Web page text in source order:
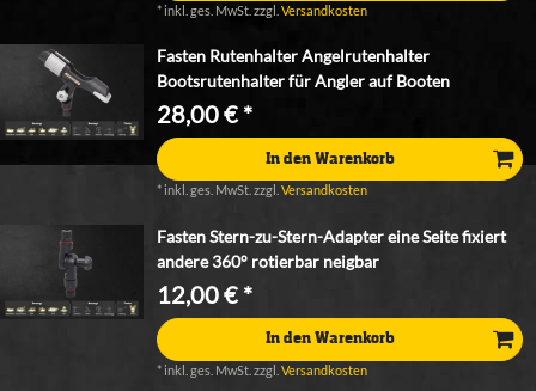
*inkl. ges. MwSt. zzgl.Versandkosten
Fasten Rutenhalter Angelrutenhalter
Bootsrutenhalter für Angler auf Booten
28,00 € *
In den Warenkorb
* inkl. ges. MwSt. zzgl.Versandkosten
Fasten Stern-zu-Stern-Adapter eine Seite fixiert
andere 360° rotierbar neigbar
12,00 € *
In den Warenkorb
* inkl. ges. MwSt. zzgl.Versandkosten